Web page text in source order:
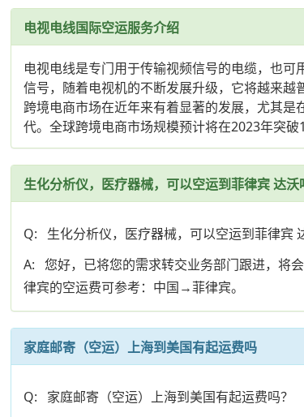
电视电线国际空运服务介绍
电视电线是专门用于传输视频信号的电缆，也
信号，随着电视机的不断发展升级，它将越来越
跨境电商市场在近年来有着显著的发展，尤其
代。全球跨境电商市场规模预计将在2023年突
生化分析仪，医疗器械，可以空运到菲律宾 达沃
Q: 生化分析仪，医疗器械，可以空运到菲律宾
A: 您好，已将您的需求转交业务部门跟进，将
律宾的空运费可参考：中国→菲律宾。
家庭邮寄（空运）上海到美国有起运费吗
Q: 家庭邮寄（空运）上海到美国有起运费吗？